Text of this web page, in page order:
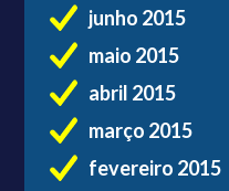
junho 2015
maio 2015
abril 2015
março 2015
fevereiro 2015